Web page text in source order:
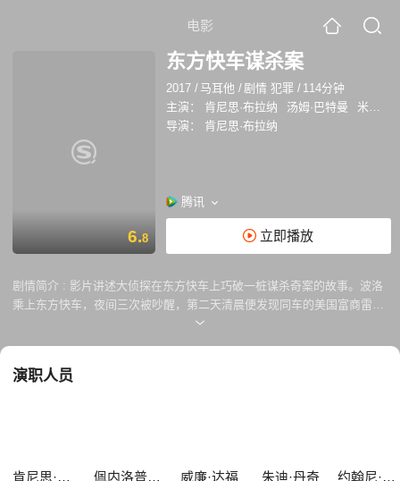
电影
6.8
东方快车谋杀案
2017 / 马耳他 /剧情 犯罪 / 114分钟
主演：
肯尼思·布拉纳 汤姆·巴特曼
米歇尔·菲佛
导演：
肯尼思·布拉纳
腾讯
立即播放
剧情简介 : 影片讲述大侦探在东方快车上巧破一桩谋杀奇案的故事。波洛
乘上东方快车，夜间三次被吵醒，第二天清晨便发现同车的美国富商雷切
尔被人谋杀，死者被戳了12刀。波洛根据他所观察到的各种可疑迹象以及
演职人员
肯尼思·布拉纳 佩内洛普·克鲁兹 威廉·达福 朱迪·丹奇 约翰尼·德普